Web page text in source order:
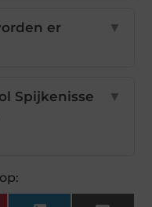
er
▼
Spijkenisse
▼